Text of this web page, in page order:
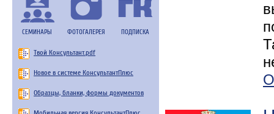
СЕМИНАРЫ ФОТОГАЛЕРЕЯ ПОДПИСКА
Твой Консультант.pdf
Новое в системе КонсультантПлюс
Образцы, бланки, формы документов